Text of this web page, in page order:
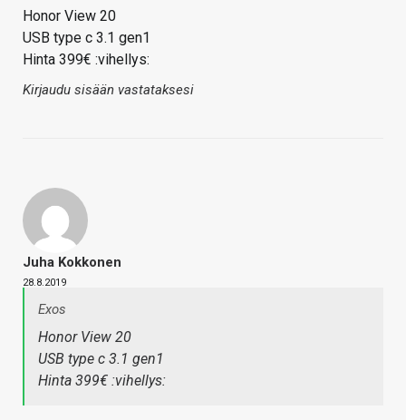
Honor View 20
USB type c 3.1 gen1
Hinta 399€ :vihellys:
Kirjaudu sisään vastataksesi
Juha Kokkonen
28.8.2019
Exos
Honor View 20
USB type c 3.1 gen1
Hinta 399€ :vihellys: